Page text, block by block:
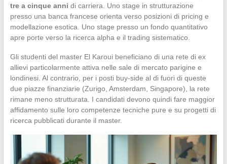
tre a cinque anni di carriera. Uno stage in strutturazione
presso una banca francese orienta verso posizioni di pricing e
modellazione esotica. Uno stage presso un fondo quantitativo
apre porte verso la ricerca alpha e il trading sistematico.
Gli studenti del master El Karoui beneficiano di una rete di ex
allievi particolarmente attiva nelle sale di mercato parigine e
londinesi. Al contrario, per i posti buy-side al di fuori di queste
due piazze finanziarie (Zurigo, Amsterdam, Singapore), la rete
rimane meno strutturata. I candidati devono quindi fare maggior
affidamento sulle loro competenze tecniche pure e su progetti di
ricerca pubblicati durante il master.